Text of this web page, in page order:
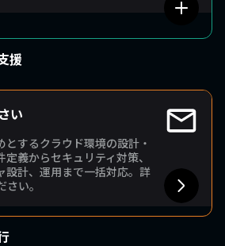
援
い
するクラウド環境の設計・
義からセキュリティ対策、
設計、運用まで一括対応。詳
い。